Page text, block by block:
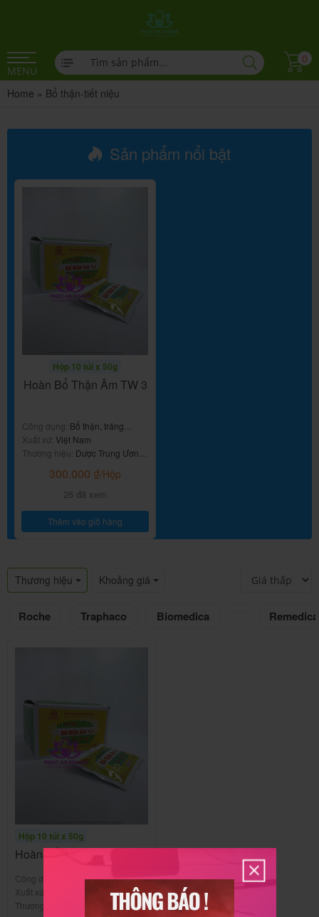
MENU
0
Home » Bổ thận-tiết niệu
Sản phẩm nổi bật
Hộp 10 túi x 50g
Hoàn Bổ Thận Âm TW 3
Công dụng: Bổ thận, tráng
dương
Xuất xứ: Việt Nam
Thương hiệu: Dược Trung Ương
300.000 ₫/Hộp
26 đã xem
Thêm vào giỏ hàng
Thương hiệu Khoảng giá
Roche Traphaco Biomedica Remedica
Hộp 10 túi x 50g
Hoàn Bổ Thận Âm TW 3
Công dụng:
Bổ thận, tráng dương
Xuất xứ:
Thương hiệu:
Dược Trung Ương 3